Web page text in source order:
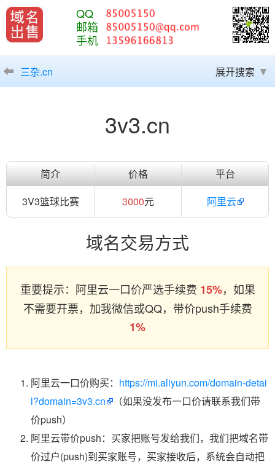
QQ
邮箱
手机
三杂.cn 展开搜索
3v3.cn
简介 价格
平台
3V3篮球比赛
3000元 阿里云
域名交易方式
重要提示：阿里云一口价严选手续费 15%，如果
不需要开票，加我微信或QQ，带价push手续费
1%
阿里云一口价购买： https://mi.aliyun.com/domain-detai
l?domain=3v3.cn
（如果没发布一口价请联系我们带
价push）
阿里云带价push：买家把账号发给我们，我们把域名带
价过户(push)到买家账号，买家接收后，系统会自动把